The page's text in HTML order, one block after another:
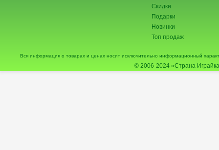
Скидки
Подарки
Новинки
Топ продаж
Вся информация о товарах и ценах носит исключительно информационный
© 2006-2024 «Страна